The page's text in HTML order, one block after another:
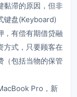
黏滞的原因，但非
键盘(Keyboard)
，有偿有期借贷融
方式，只要顾客在
（包括当物的保管
Pro，新